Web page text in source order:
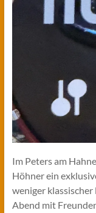
Im Peters am
Höhner ein
weniger
Abend mit